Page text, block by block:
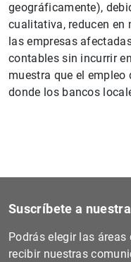
geográficamente),
cualitativa, reducen en
las empresas
contables sin incurrir
muestra que el
donde los bancos
Suscríbete a
Podrás elegir las
recibir nuestras